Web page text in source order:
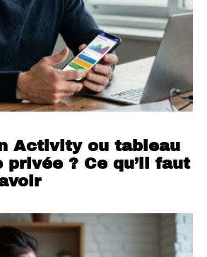
Activity ou tableau
privée ? Ce qu’il faut